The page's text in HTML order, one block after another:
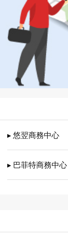
▸ 悠翌商務中心
▸ 巴菲特商務中心